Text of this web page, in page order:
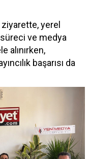
yerel
ve medya
alınırken,
başarısı da